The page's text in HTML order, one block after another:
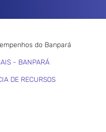
do Banpará
- BANPARÁ
DE RECURSOS